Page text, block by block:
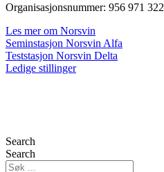
Organisasjonsnummer: 956 971 322
Les mer om Norsvin
Seminstasjon Norsvin Alfa
Teststasjon Norsvin Delta
Ledige stillinger
Search
Search